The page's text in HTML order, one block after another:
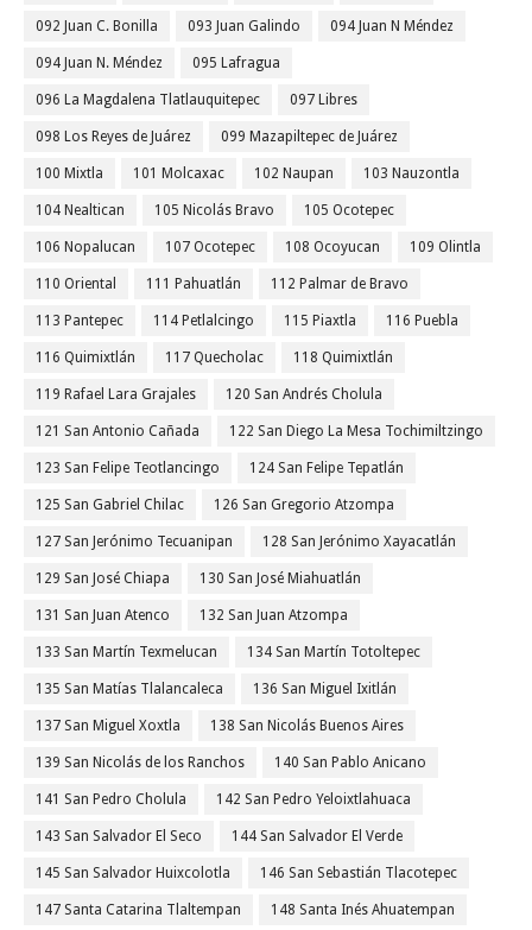
092 Juan C. Bonilla 093 Juan Galindo 094 Juan N Méndez
094 Juan N. Méndez 095 Lafragua
096 La Magdalena Tlatlauquitepec 097 Libres
098 Los Reyes de Juárez 099 Mazapiltepec de Juárez
100 Mixtla 101 Molcaxac 102 Naupan 103 Nauzontla
104 Nealtican 105 Nicolás Bravo 105 Ocotepec
106 Nopalucan 107 Ocotepec 108 Ocoyucan 109 Olintla
110 Oriental 111 Pahuatlán 112 Palmar de Bravo
113 Pantepec 114 Petlalcingo 115 Piaxtla 116 Puebla
116 Quimixtlán 117 Quecholac 118 Quimixtlán
119 Rafael Lara Grajales 120 San Andrés Cholula
121 San Antonio Cañada 122 San Diego La Mesa Tochimiltzingo
123 San Felipe Teotlancingo 124 San Felipe Tepatlán
125 San Gabriel Chilac 126 San Gregorio Atzompa
127 San Jerónimo Tecuanipan 128 San Jerónimo Xayacatlán
129 San José Chiapa 130 San José Miahuatlán
131 San Juan Atenco 132 San Juan Atzompa
133 San Martín Texmelucan 134 San Martín Totoltepec
135 San Matías Tlalancaleca 136 San Miguel Ixitlán
137 San Miguel Xoxtla 138 San Nicolás Buenos Aires
139 San Nicolás de los Ranchos 140 San Pablo Anicano
141 San Pedro Cholula 142 San Pedro Yeloixtlahuaca
143 San Salvador El Seco 144 San Salvador El Verde
145 San Salvador Huixcolotla 146 San Sebastián Tlacotepec
147 Santa Catarina Tlaltempan 148 Santa Inés Ahuatempan